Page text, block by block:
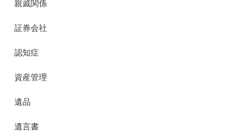
親戚関係
証券会社
認知症
資産管理
遺品
遺言書